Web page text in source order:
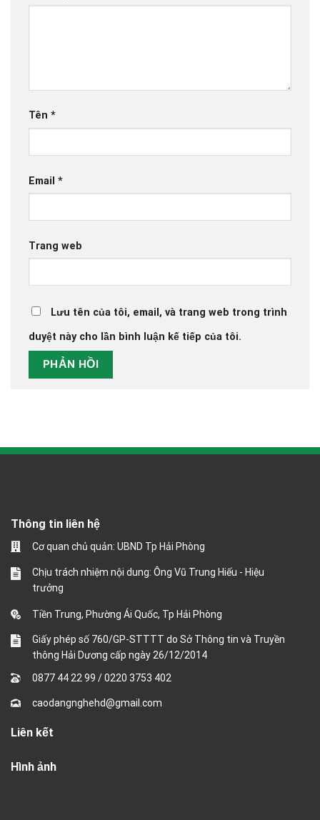
Tên *
Email *
Trang web
Lưu tên của tôi, email, và trang web trong trình
duyệt này cho lần bình luận kế tiếp của tôi.
Thông tin liên hệ
Cơ quan chủ quản: UBND Tp Hải Phòng
Chịu trách nhiệm nội dung: Ông Vũ Trung Hiếu - Hiệu
trưởng
Tiền Trung, Phường Ái Quốc, Tp Hải Phòng
Giấy phép số 760/GP-STTTT do Sở Thông tin và Truyền
thông Hải Dương cấp ngày 26/12/2014
0877 44 22 99 /0220 3753 402
caodangnghehd@gmail.com
Liên kết
Hình ảnh